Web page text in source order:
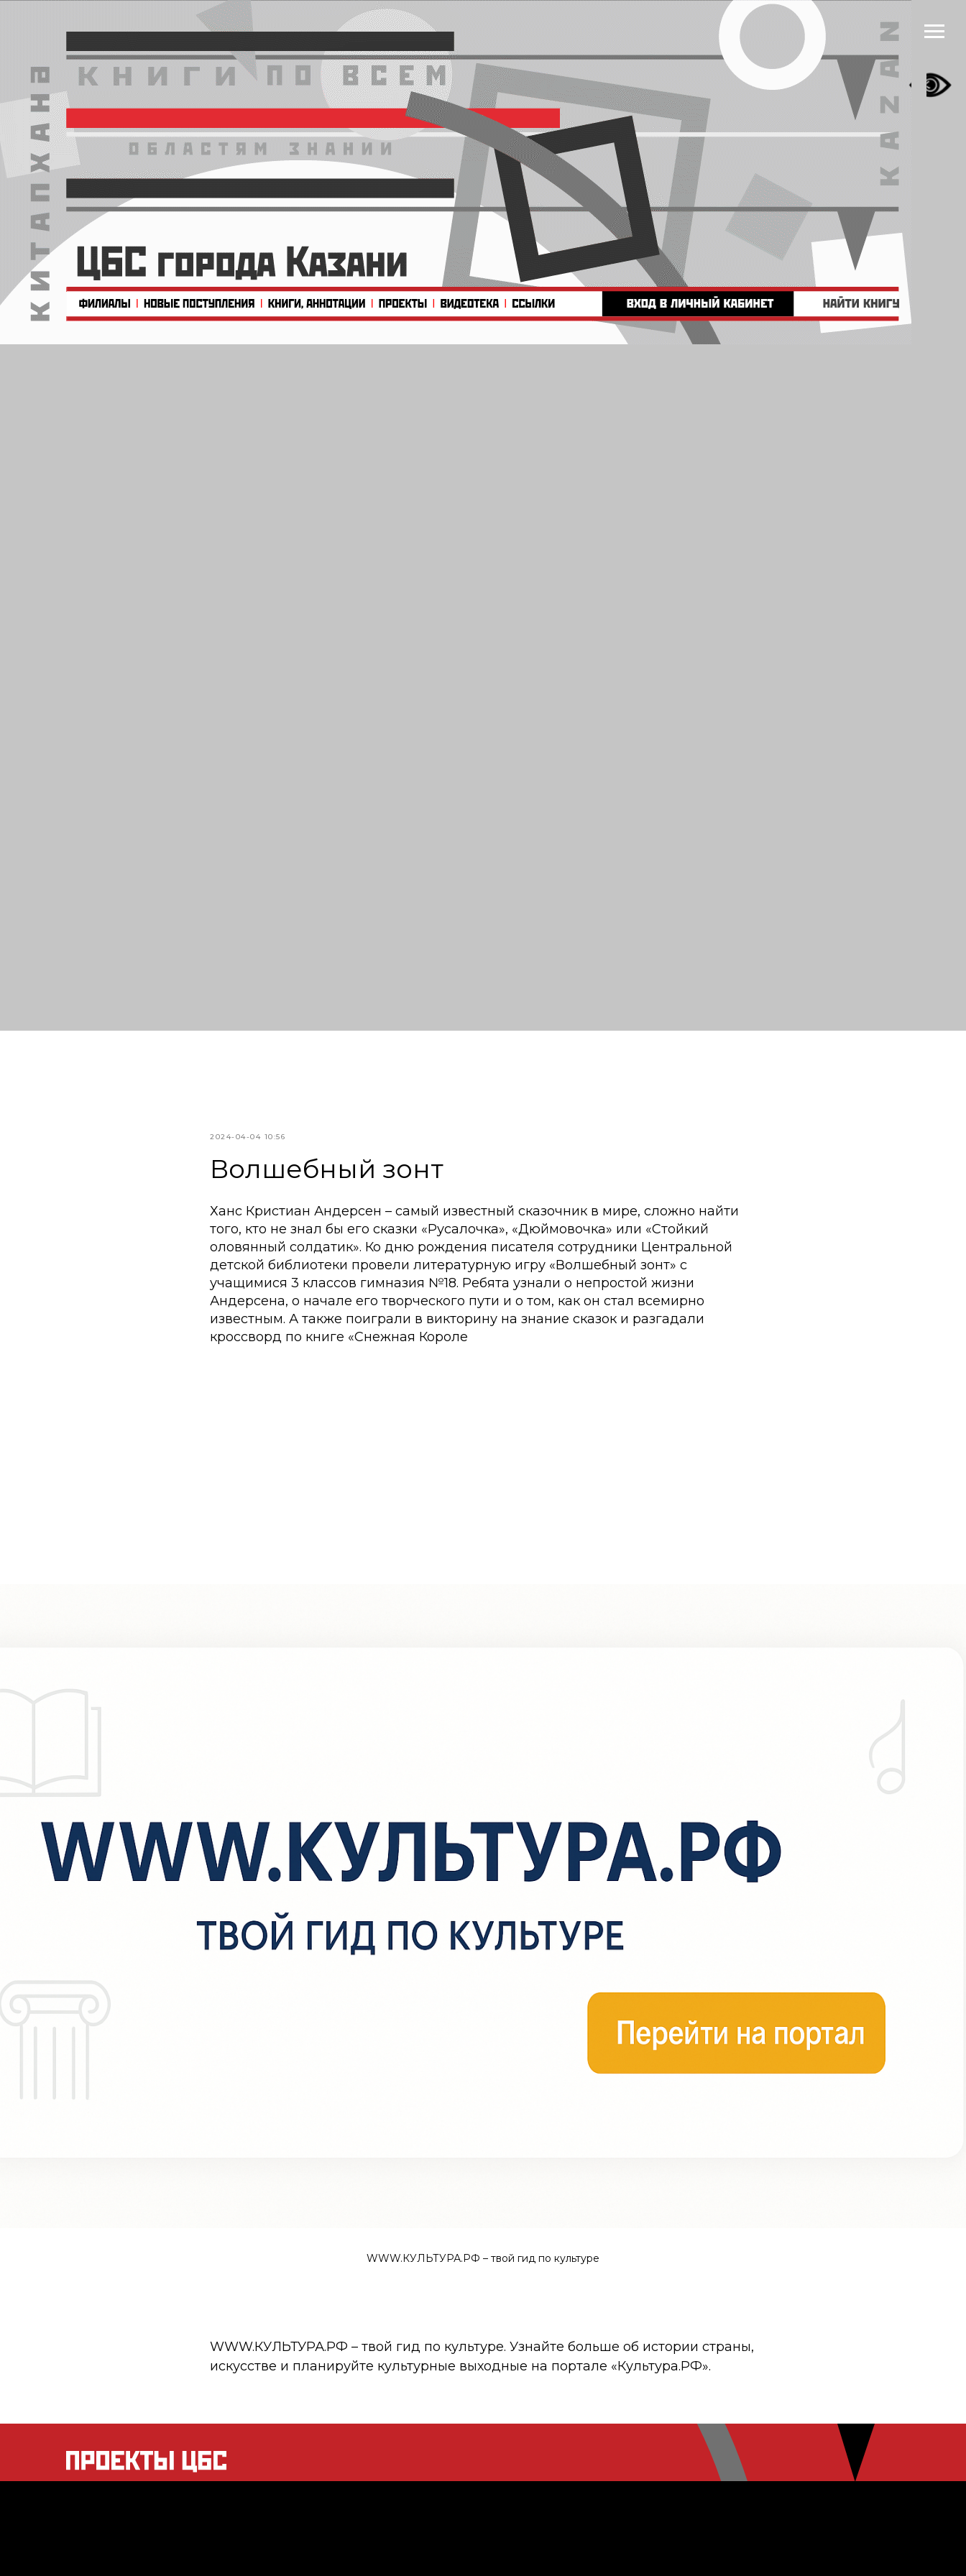
2024-04-04 10:56
Волшебный зонт
Ханс Кристиан Андерсен – самый известный сказочник в мире, сложно найти
того, кто не знал бы его сказки «Русалочка», «Дюймовочка» или «Стойкий
оловянный солдатик». Ко дню рождения писателя сотрудники Центральной
детской библиотеки провели литературную игру «Волшебный зонт» с
учащимися 3 классов гимназия №18. Ребята узнали о непростой жизни
Андерсена, о начале его творческого пути и о том, как он стал всемирно
известным. А также поиграли в викторину на знание сказок и разгадали
кроссворд по книге «Снежная Короле
WWW.КУЛЬТУРА.РФ – твой гид по культуре
WWW.КУЛЬТУРА.РФ – твой гид по культуре. Узнайте больше об истории страны,
искусстве и планируйте культурные выходные на портале «Культура.РФ».